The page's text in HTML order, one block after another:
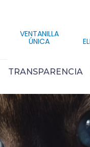
VENTANILLA
ÚNICA
TRANSPARENCIA